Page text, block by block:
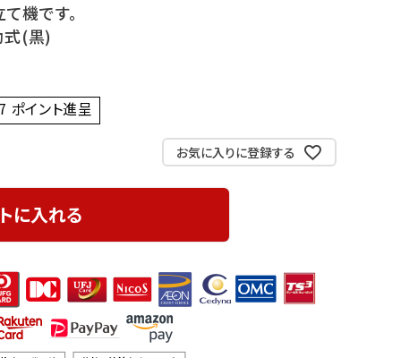
機です。
式(黒)
ポイント進呈 ]
お気に入りに登録する
に入れる